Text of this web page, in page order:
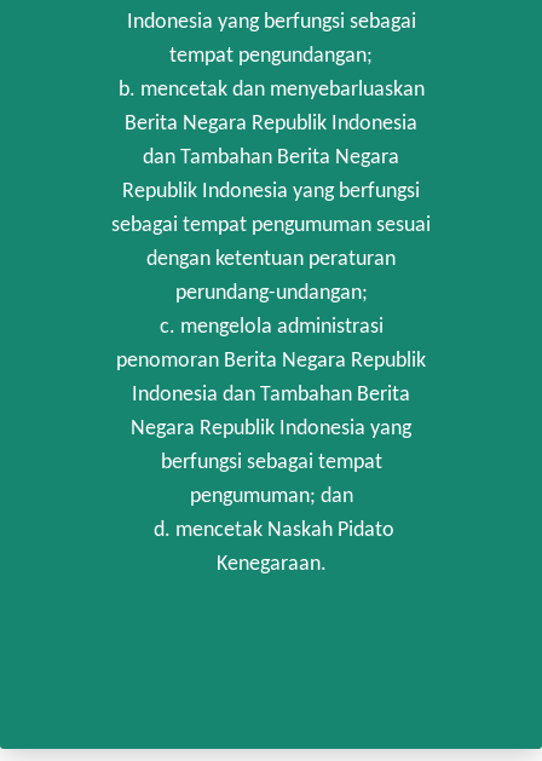
Indonesia yang berfungsi sebagai
tempat pengundangan;
b. mencetak dan menyebarluaskan
Berita Negara Republik Indonesia
dan Tambahan Berita Negara
Republik Indonesia yang berfungsi
sebagai tempat pengumuman sesuai
dengan ketentuan peraturan
perundang-undangan;
c. mengelola administrasi
penomoran Berita Negara Republik
Indonesia dan Tambahan Berita
Negara Republik Indonesia yang
berfungsi sebagai tempat
pengumuman; dan
d. mencetak Naskah Pidato
Kenegaraan.